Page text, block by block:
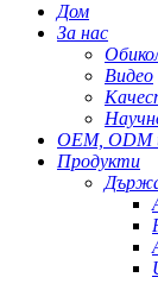
Дом
За нас
Видео
OEM, ODM
Продукти